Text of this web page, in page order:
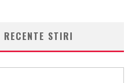
STIRI